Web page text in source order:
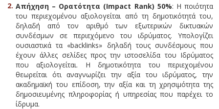
Απήχηση – Ορατότητα (Impact Rank) 50%: Η ποιότητα
του περιεχομένου αξιολογείται από τη δημοτικότητά του,
δηλαδή από τον αριθμό των εξωτερικών δικτυακών
συνδέσμων σε περιεχόμενο του ιδρύματος. Υπολογίζει
ουσιαστικά τα «backlinks» δηλαδή τους συνδέσμους που
έχουν άλλες σελίδες προς την ιστοσελίδα του Ιδρύματος
που αξιολογείται. Η δημοτικότητα του περιεχομένου
θεωρείται ότι αναγνωρίζει την αξία του ιδρύματος, την
ακαδημαϊκή του επίδοση, την αξία και τη χρησιμότητα της
δημοσιευμένης πληροφορίας ή υπηρεσίας που παρέχει το
ίδρυμα.